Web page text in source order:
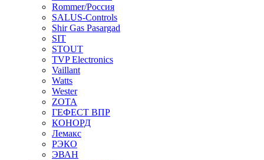
Rommer/Россия
SALUS-Controls
Shir Gas Pasargad
SIT
STOUT
TVP Electronics
Vaillant
Watts
Wester
ZOTA
ГЕФЕСТ ВПР
КОНОРД
Лемакс
РЭКО
ЭВАН